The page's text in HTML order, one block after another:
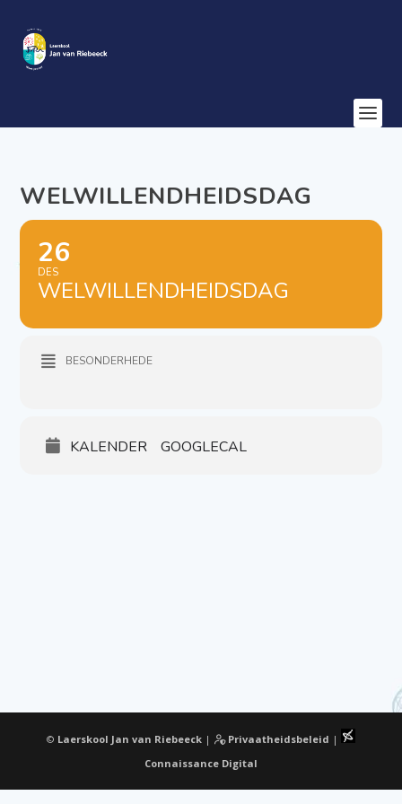
WELWILLENDHEIDSDAG
26
DES
WELWILLENDHEIDSDAG
BESONDERHEDE
KALENDER GOOGLECAL
© Laerskool Jan van Riebeeck| Privaatheidsbeleid |
Connaissance Digital